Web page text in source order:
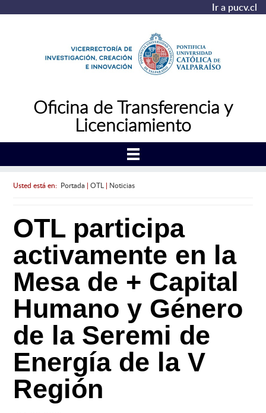
Ir a pucv.cl
Oficina de Transferencia y
Licenciamiento
Usted está en: Portada| OTL | Noticias
OTL participa
activamente en la
Mesa de + Capital
Humano y Género
de la Seremi de
Energía de la V
Región